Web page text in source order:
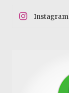
Instagram